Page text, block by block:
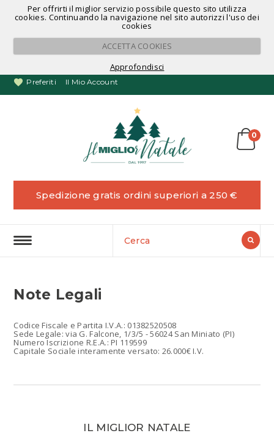
Per offrirti il miglior servizio possibile questo sito utilizza
cookies. Continuando la navigazione nel sito autorizzi l'uso dei
cookies
ACCETTA COOKIES
Approfondisci
Noleggio Alberi di Natale
Preferiti Il Mio Account
0
Spedizione gratis ordini superiori a 250 €
Note Legali
Codice Fiscale e Partita I.V.A.: 01382520508
Sede Legale: via G. Falcone, 1/3/5 - 56024 San Miniato (PI)
Numero Iscrizione R.E.A.: PI 119599
Capitale Sociale interamente versato: 26.000€ I.V.
IL MIGLIOR NATALE